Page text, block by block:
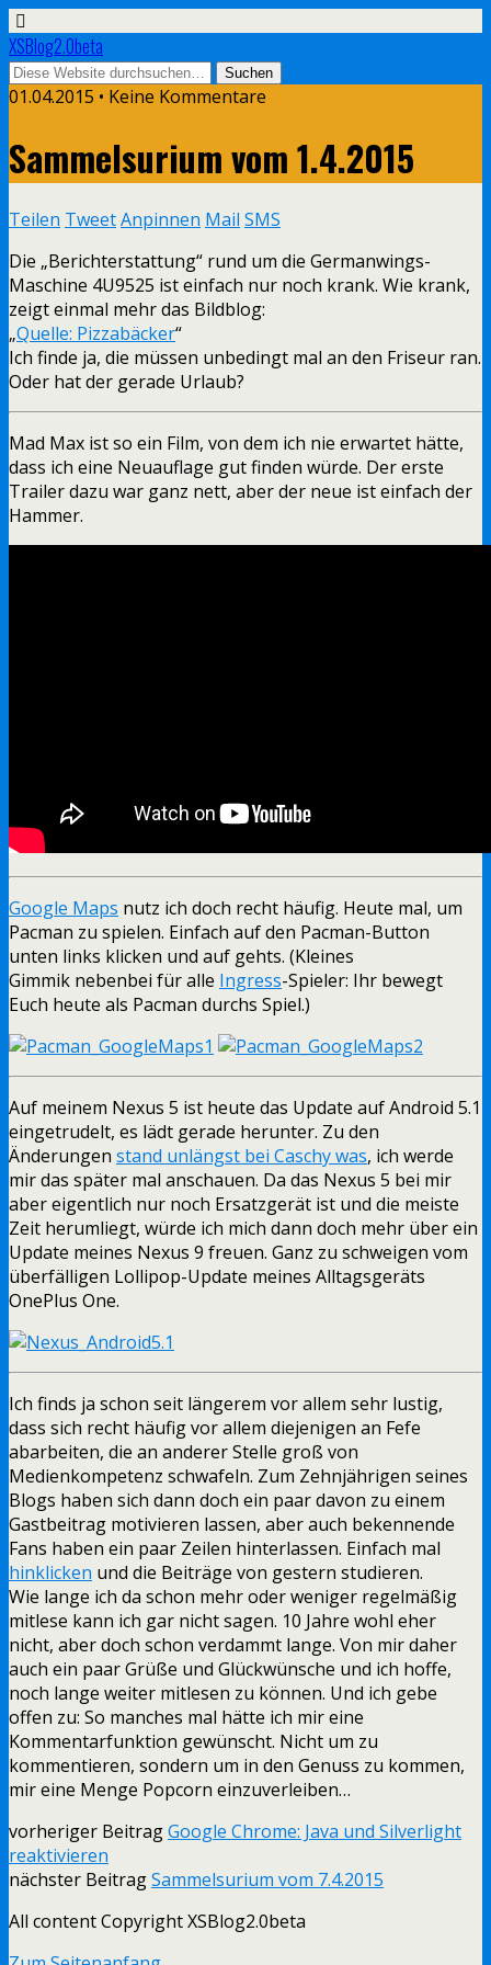
XSBlog2.0beta
01.04.2015 • Keine Kommentare
Sammelsurium vom 1.4.2015
Teilen TweetAnpinnen Mail SMS
Die „Berichterstattung“ rund um die Germanwings-
Maschine 4U9525 ist einfach nur noch krank. Wie krank,
zeigt einmal mehr das Bildblog:
„Quelle: Pizzabäcker“
Ich finde ja, die müssen unbedingt mal an den Friseur ran.
Oder hat der gerade Urlaub?
Mad Max ist so ein Film, von dem ich nie erwartet hätte,
dass ich eine Neuauflage gut finden würde. Der erste
Trailer dazu war ganz nett, aber der neue ist einfach der
Hammer.
Google Maps nutz ich doch recht häufig. Heute mal, um
Pacman zu spielen. Einfach auf den Pacman-Button
unten links klicken und auf gehts. (Kleines
Gimmik nebenbei für alle Ingress-Spieler: Ihr bewegt
Euch heute als Pacman durchs Spiel.)
Auf meinem Nexus 5 ist heute das Update auf Android 5.1
eingetrudelt, es lädt gerade herunter. Zu den
Änderungen stand unlängst bei Caschy was, ich werde
mir das später mal anschauen. Da das Nexus 5 bei mir
aber eigentlich nur noch Ersatzgerät ist und die meiste
Zeit herumliegt, würde ich mich dann doch mehr über ein
Update meines Nexus 9 freuen. Ganz zu schweigen vom
überfälligen Lollipop-Update meines Alltagsgeräts
OnePlus One.
Ich finds ja schon seit längerem vor allem sehr lustig,
dass sich recht häufig vor allem diejenigen an Fefe
abarbeiten, die an anderer Stelle groß von
Medienkompetenz schwafeln. Zum Zehnjährigen seines
Blogs haben sich dann doch ein paar davon zu einem
Gastbeitrag motivieren lassen, aber auch bekennende
Fans haben ein paar Zeilen hinterlassen. Einfach mal
hinklicken und die Beiträge von gestern studieren.
Wie lange ich da schon mehr oder weniger regelmäßig
mitlese kann ich gar nicht sagen. 10 Jahre wohl eher
nicht, aber doch schon verdammt lange. Von mir daher
auch ein paar Grüße und Glückwünsche und ich hoffe,
noch lange weiter mitlesen zu können. Und ich gebe
offen zu: So manches mal hätte ich mir eine
Kommentarfunktion gewünscht. Nicht um zu
kommentieren, sondern um in den Genuss zu kommen,
mir eine Menge Popcorn einzuverleiben…
vorheriger BeitragGoogle Chrome: Java und Silverlight
reaktivieren
nächster BeitragSammelsurium vom 7.4.2015
All content Copyright XSBlog2.0beta